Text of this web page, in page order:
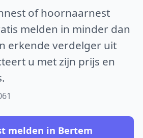
of hoornaarnest
melden in minder dan
erkende verdelger uit
u met zijn prijs en
melden in Bertem